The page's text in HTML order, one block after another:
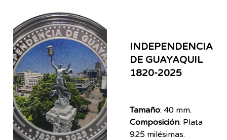
INDEPENDENCIA
DE GUAYAQUIL
1820-2025
Tamaño: 40 mm.
Composición: Plata
925 milésimas.